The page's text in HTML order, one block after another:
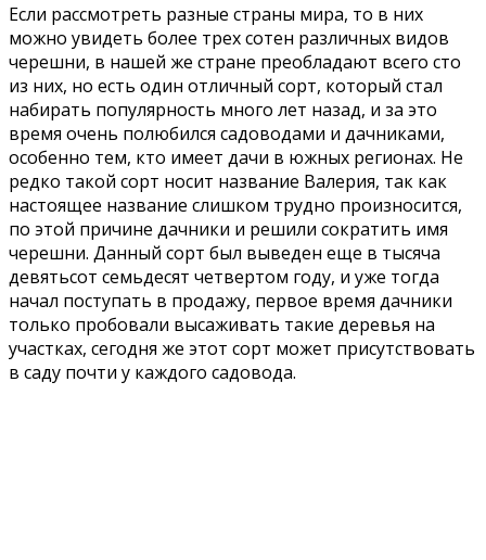
Если рассмотреть разные страны мира, то в них
можно увидеть более трех сотен различных видов
черешни, в нашей же стране преобладают всего сто
из них, но есть один отличный сорт, который стал
набирать популярность много лет назад, и за это
время очень полюбился садоводами и дачниками,
особенно тем, кто имеет дачи в южных регионах. Не
редко такой сорт носит название Валерия, так как
настоящее название слишком трудно произносится,
по этой причине дачники и решили сократить имя
черешни. Данный сорт был выведен еще в тысяча
девятьсот семьдесят четвертом году, и уже тогда
начал поступать в продажу, первое время дачники
только пробовали высаживать такие деревья на
участках, сегодня же этот сорт может присутствовать
в саду почти у каждого садовода.